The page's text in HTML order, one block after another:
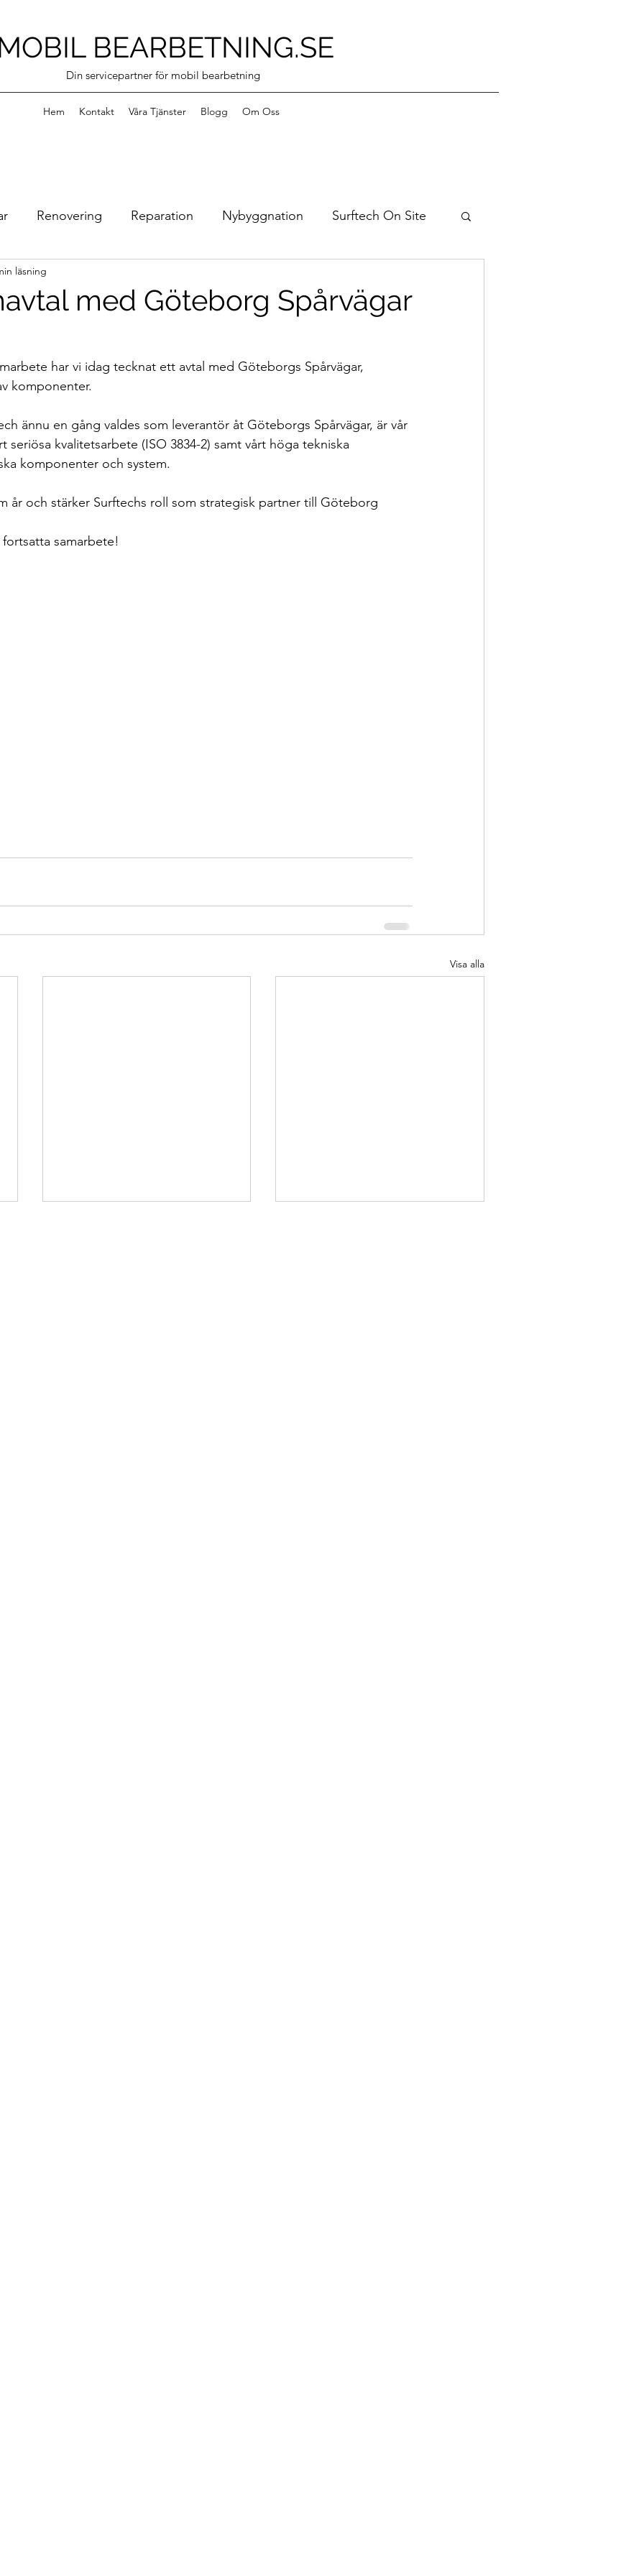
BEARBETNING.SE
Din servicepartner för mobil bearbetning
Hem Kontakt Våra Tjänster Blogg Om Oss
Renovering Reparation Nybyggnation Surftech On Site
Bilder från verkstan
med Göteborg Spårvägar
läsning
har vi idag tecknat ett avtal med Göteborgs Spårvägar,
komponenter.
ännu en gång valdes som leverantör åt Göteborgs Spårvägar, är vår
seriösa kvalitetsarbete (ISO 3834-2) samt vårt höga tekniska
komponenter och system.
år och stärker Surftechs roll som strategisk partner till Göteborg
samarbete!
Visa alla